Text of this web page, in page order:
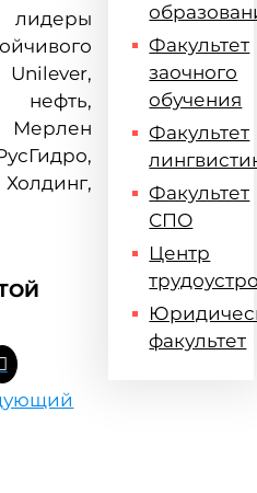
нефть,
Мерлен
Факультет
заочного
обучения
Факультет
Факультет
СПО
Центр
факультет